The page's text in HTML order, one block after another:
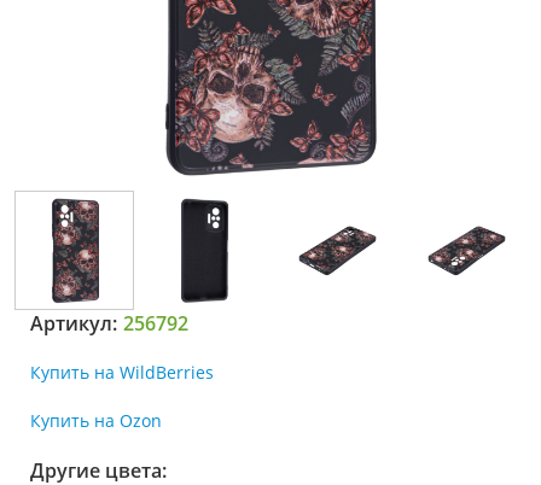
Артикул: 256792
Купить на WildBerries
Купить на Ozon
Другие цвета: